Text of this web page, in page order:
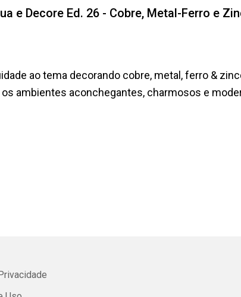
e Decore Ed. 26 - Cobre, Metal-Ferro e
ao tema decorando cobre, metal, ferro &
ambientes aconchegantes, charmosos e